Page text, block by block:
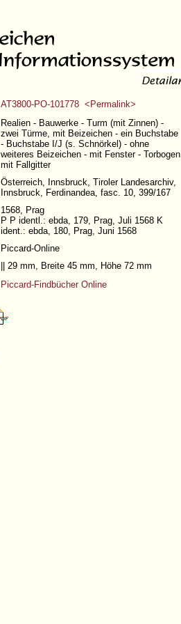
AT3800-PO-101778 <Permalink>
Realien - Bauwerke - Turm (mit Zinnen) -
zwei Türme, mit Beizeichen - ein Buchstabe
- Buchstabe I/J (s. Schnörkel) - ohne
weiteres Beizeichen - mit Fenster - Torbogen
mit Fallgitter
Österreich, Innsbruck, Tiroler Landesarchiv,
Innsbruck, Ferdinandea, fasc. 10, 399/167
1568, Prag
P P identl.: ebda, 179, Prag, Juli 1568 K
ident.: ebda, 180, Prag, Juni 1568
Piccard-Online
|| 29 mm, Breite 45 mm, Höhe 72 mm
Piccard-Findbücher Online